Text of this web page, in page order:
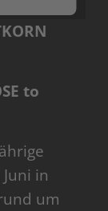
to
in
um